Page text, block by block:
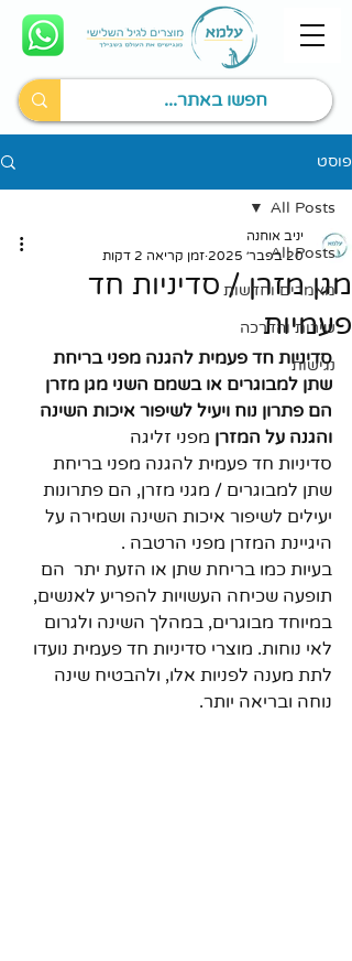
פוסט
All Posts
מאמרים וחדשות
שירות והדרכה
נגישות
All Posts
מגן מזרן / סדיניות חד
פעמיות
יניב אוחנה
20 בפבר׳ 2025
זמן קריאה 2 דקות
סדיניות חד פעמית להגנה מפני בריחת
שתן למבוגרים או בשמם השני מגן מזרן
הם פתרון נוח ויעיל לשיפור איכות השינה
והגנה על המזרן מפני זליגה
סדיניות חד פעמית להגנה מפני בריחת
שתן למבוגרים / מגני מזרן, הם פתרונות
יעילים לשיפור איכות השינה ושמירה על
היגיינת המזרן מפני הרטבה .
בעיות כמו בריחת שתן או הזעת יתר  הם
תופעה שכיחה העשויות להפריע לאנשים,
במיוחד מבוגרים, במהלך השינה ולגרום
לאי נוחות. מוצרי סדיניות חד פעמית נועדו
לתת מענה לפניות אלו, ולהבטיח שינה
נוחה ובריאה יותר.